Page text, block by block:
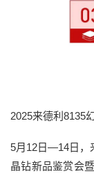
2025来德利8135
5月12日—14日，
晶钻新品鉴赏会